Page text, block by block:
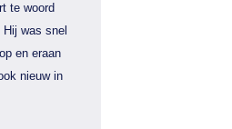
te woord
was snel
en eraan
nieuw in